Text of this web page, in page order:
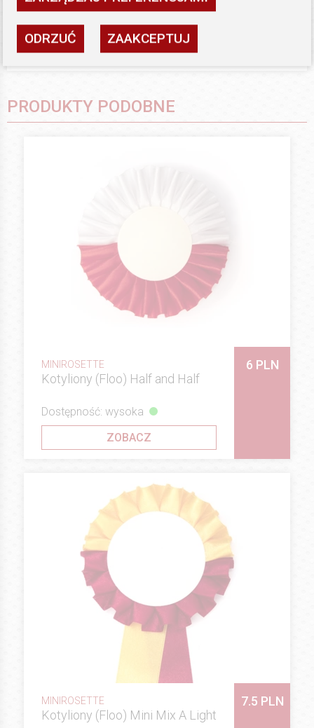
PRODUKTY PODOBNE
MINIROSETTE
Kotyliony (Floo) Half and Half
6 PLN
Dostępność: wysoka
ZOBACZ
MINIROSETTE
Kotyliony (Floo) Mini Mix A Light
7.5 PLN
ODRZUĆ ZAAKCEPTUJ